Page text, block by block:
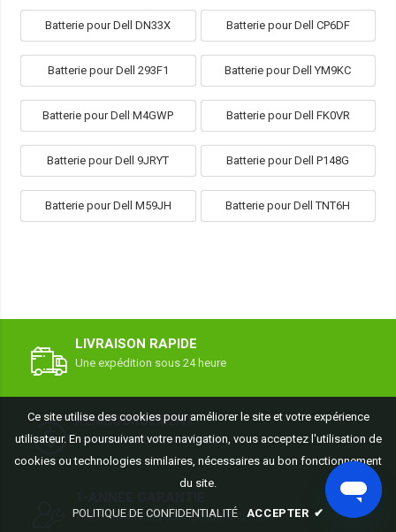
Batterie pour Dell DN33X Batterie pour Dell CP6DF
Batterie pour Dell 293F1 Batterie pour Dell YM9KC
Batterie pour Dell M4GWP Batterie pour Dell FK0VR
Batterie pour Dell 9JRYT Batterie pour Dell P148G
Batterie pour Dell M59JH Batterie pour Dell TNT6H
LIVRAISON RAPIDE
Une expédition sous 24 heure
REMBOURSEMENT
Satisfait Remboursé 30 Jours
Tous nos articles sont garantis 12 mois.
Ce site utilise des cookies pour améliorer le site et votre expérience
utilisateur. En poursuivant votre navigation, vous acceptez l'utilisation de
cookies ou technologies similaires, nécessaires au bon fonctionnement
du site.
POLITIQUE DE CONFIDENTIALITÉ ACCEPTER ✔